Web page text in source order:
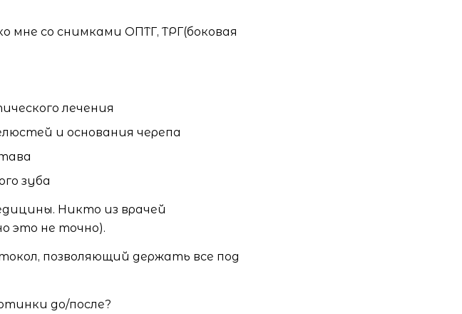
мне со снимками ОПТГ, ТРГ(боковая
лечения
и основания черепа
зуба
Никто из врачей
это не точно).
позволяющий держать все под
до/после?